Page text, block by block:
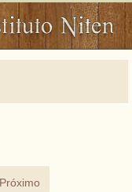
Próximo